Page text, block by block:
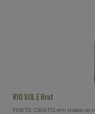
RIO SOL E Brut
FRETE GRATIS em todos